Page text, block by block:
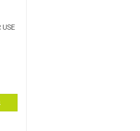
USE